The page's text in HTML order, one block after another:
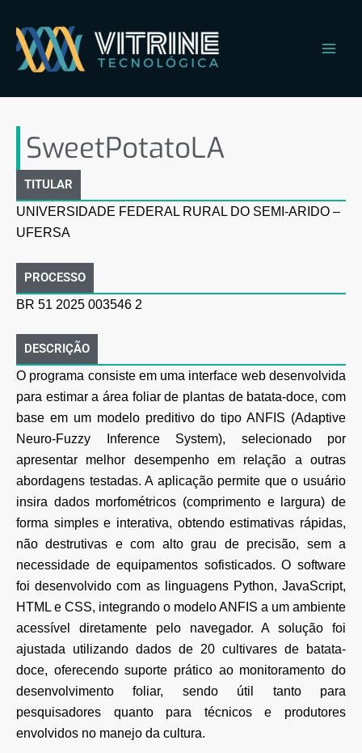
para
conteúdo
SweetPotatoLA
TITULAR
UNIVERSIDADE FEDERAL RURAL DO SEMI-ARIDO –
UFERSA
PROCESSO
BR 51 2025 003546 2
DESCRIÇÃO
O programa consiste em uma interface web desenvolvida
para estimar a área foliar de plantas de batata-doce, com
base em um modelo preditivo do tipo ANFIS (Adaptive
Neuro-Fuzzy Inference System), selecionado por
apresentar melhor desempenho em relação a outras
abordagens testadas. A aplicação permite que o usuário
insira dados morfométricos (comprimento e largura) de
forma simples e interativa, obtendo estimativas rápidas,
não destrutivas e com alto grau de precisão, sem a
necessidade de equipamentos sofisticados. O software
foi desenvolvido com as linguagens Python, JavaScript,
HTML e CSS, integrando o modelo ANFIS a um ambiente
acessível diretamente pelo navegador. A solução foi
ajustada utilizando dados de 20 cultivares de batata-
doce, oferecendo suporte prático ao monitoramento do
desenvolvimento foliar, sendo útil tanto para
pesquisadores quanto para técnicos e produtores
envolvidos no manejo da cultura.